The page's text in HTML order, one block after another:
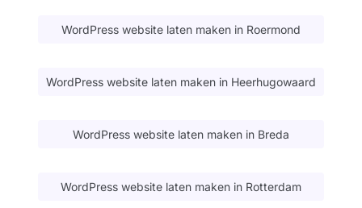
WordPress website laten maken in Roermond
WordPress website laten maken in Heerhugowaard
WordPress website laten maken in Breda
WordPress website laten maken in Rotterdam